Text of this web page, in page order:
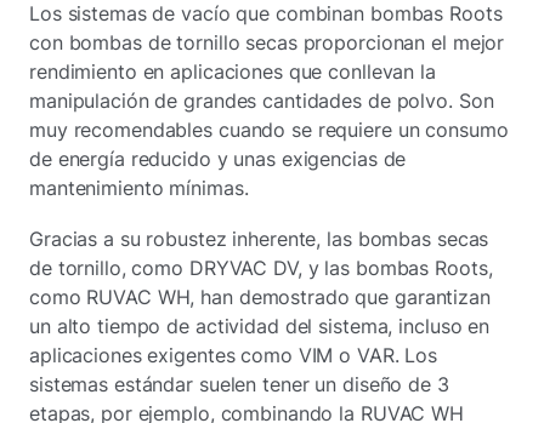
Los sistemas de vacío que combinan bombas Roots
con bombas de tornillo secas proporcionan el mejor
rendimiento en aplicaciones que conllevan la
manipulación de grandes cantidades de polvo. Son
muy recomendables cuando se requiere un consumo
de energía reducido y unas exigencias de
mantenimiento mínimas.
Gracias a su robustez inherente, las bombas secas
de tornillo, como DRYVAC DV, y las bombas Roots,
como RUVAC WH, han demostrado que garantizan
un alto tiempo de actividad del sistema, incluso en
aplicaciones exigentes como VIM o VAR. Los
sistemas estándar suelen tener un diseño de 3
etapas, por ejemplo, combinando la RUVAC WH